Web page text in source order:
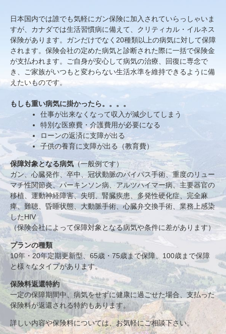
日本国内では誰でも気軽にガン保険に加入されていらっしゃいま
すが、カナダでは生活習慣病に備えて、クリティカル・イルネス
保険があります。ガンだけでなく20種類以上の病気に対して保障
されます。保険会社の定めた病気と診断された際に一括で保険金
が支払われます。ご自身が安心して病気の治療、回復に専念で
き、ご家族がいつもと変わらない生活水準を維持できるように備
えたいものです。
もしも重い病気に掛かったら。。。。
仕事が出来なくなって収入が減少してしまう
特別な医療費・介護費用が必要になる
ローンの返済に支障が出る
子供の養育に支障が出る（教育費）
保障対象となる病気（一般例です）
ガン、心臓発作、卒中、冠状動脈のバイパス手術、重度のリュー
マチ性関節炎、パーキンソン病、アルツハイマー病、主要器官の
移植、運動神経障害、失明、腎臓疾患、多発性硬化症、完全麻
痺、難聴、昏睡状態、大動脈手術、心臓弁交換手術、業務上感染
したHIV
（保険会社によって保障対象となる病気や条件に差があります）
プランの種類
10年・20年定期更新型、65歳・75歳まで保障、100歳まで保障
と様々なタイプがあります。
保険料返還特約
一定の保障期間中、病気をせずに健康に過ごせた場合、支払った
保険料が返還される特約もあります。
詳しい内容や保険料については、お気軽にご相談下さい。